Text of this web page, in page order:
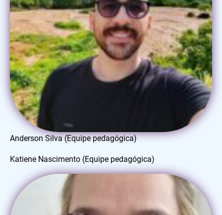
Anderson Silva(Equipe pedagógica)
Katiene Nascimento (Equipe pedagógica)